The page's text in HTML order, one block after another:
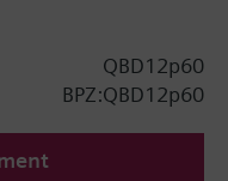
QBD12p60
BPZ:QBD12p60